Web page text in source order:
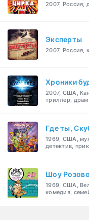
2007, Россия,
Эксперты
2007, Россия,
Хроники
2007, США,
триллер,
Где ты,
1969, США,
детектив,
Шоу
1969, США,
комедия,